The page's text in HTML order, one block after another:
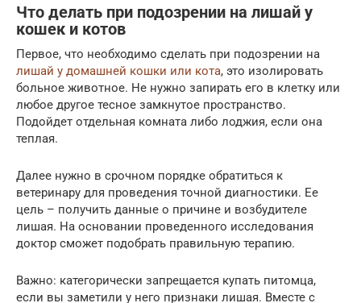
Что делать при подозрении на лишай у
кошек и котов
Первое, что необходимо сделать при подозрении на
лишай у домашней кошки или кота, это изолировать
больное животное. Не нужно запирать его в клетку или
любое другое тесное замкнутое пространство.
Подойдет отдельная комната либо лоджия, если она
теплая.
Далее нужно в срочном порядке обратиться к
ветеринару для проведения точной диагностики. Ее
цель – получить данные о причине и возбудителе
лишая. На основании проведенного исследования
доктор сможет подобрать правильную терапию.
Важно: категорически запрещается купать питомца,
если вы заметили у него признаки лишая. Вместе с